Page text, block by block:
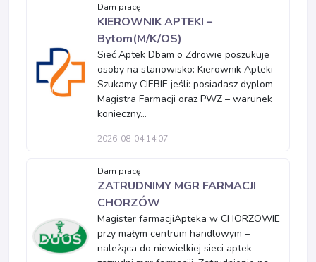
Dam pracę
KIEROWNIK APTEKI –
Bytom(M/K/OS)
Sieć Aptek Dbam o Zdrowie poszukuje
osoby na stanowisko: Kierownik Apteki
Szukamy CIEBIE jeśli: posiadasz dyplom
Magistra Farmacji oraz PWZ – warunek
konieczny...
2026-08-04 14:07
Dam pracę
ZATRUDNIMY MGR FARMACJI
CHORZÓW
Magister farmacjiApteka w CHORZOWIE
przy małym centrum handlowym –
należąca do niewielkiej sieci aptek